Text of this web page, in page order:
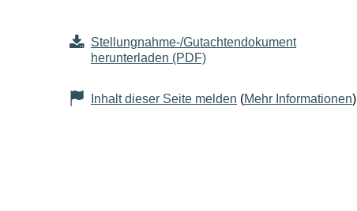
Seiteninhalt
Stellungnahme-/Gutachtendokument
herunterladen (PDF)
Inhalt dieser Seite melden (Mehr Informationen)